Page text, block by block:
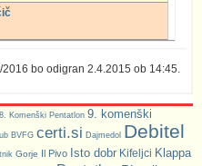
bo odigran 2.4.2015 ob 14:45.
8. Komenški Pentatlon 9. komenški
BVFG certi.si Dajmedol Debitel
Gorje Il Pivo Isto dobr Kifeljci Klappa